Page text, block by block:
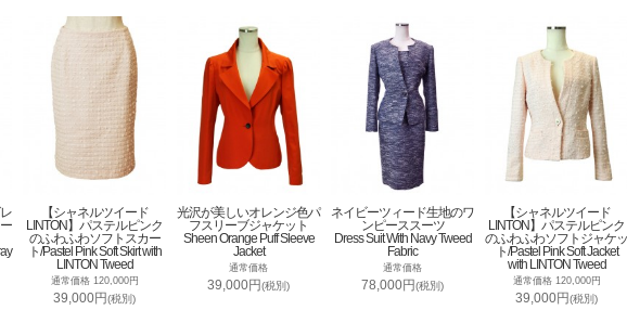
【シャネルツイード
LINTON】パステルピンク
のふわふわソフトスカー
ト/Pastel Pink Soft Skirt with
LINTON Tweed
通常価格 120,000円
39,000円(税別)
光沢が美しいオレンジ色パ
フスリーブジャケット
Sheen Orange Puff Sleeve
Jacket
通常価格
39,000円(税別)
ネイビーツィード生地のワ
ンピーススーツ
Dress Suit With Navy Tweed
Fabric
通常価格
78,000円(税別)
【シャネルツイード
LINTON】パステルピンク
のふわふわソフトジャケッ
ト/Pastel Pink Soft Jacket
with LINTON Tweed
通常価格 120,000円
39,000円(税別)